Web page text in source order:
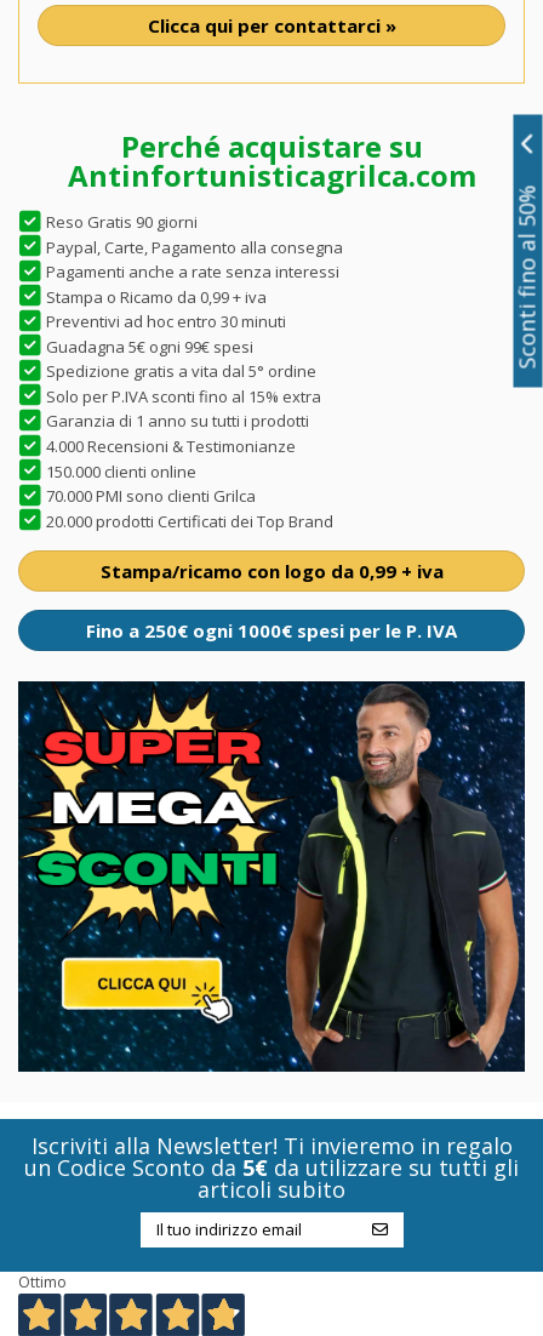
Clicca qui per contattarci »
Perché acquistare su
Antinfortunisticagrilca.com
Reso Gratis 90 giorni
Paypal, Carte, Pagamento alla consegna
Pagamenti anche a rate senza interessi
Stampa o Ricamo da 0,99 + iva
Preventivi ad hoc entro 30 minuti
Guadagna 5€ ogni 99€ spesi
Spedizione gratis a vita dal 5° ordine
Solo per P.IVA sconti fino al 15% extra
Garanzia di 1 anno su tutti i prodotti
4.000 Recensioni & Testimonianze
150.000 clienti online
70.000 PMI sono clienti Grilca
20.000 prodotti Certificati dei Top Brand
Stampa/ricamo con logo da 0,99 + iva
Fino a 250€ ogni 1000€ spesi per le P. IVA
Iscriviti alla Newsletter! Ti invieremo in regalo
un Codice Sconto da 5€ da utilizzare su tutti gli
articoli subito
Ottimo
Sconti fino al 50%